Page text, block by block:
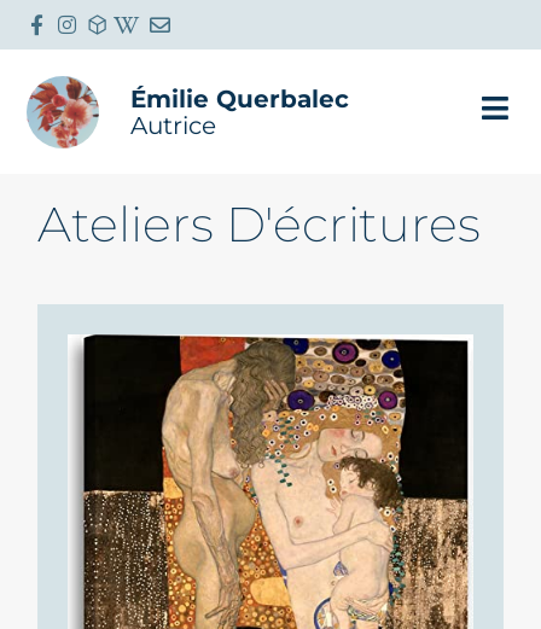
Émilie Querbalec
Autrice
Ateliers D'écritures